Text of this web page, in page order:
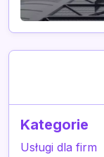
Kategorie
Usługi dla firm